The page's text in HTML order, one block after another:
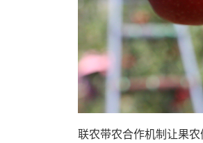
联农带农合作机制让果